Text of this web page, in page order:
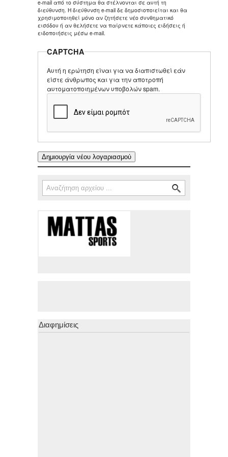
e-mail από το σύστημα θα στέλνονται σε αυτή τη
διεύθυνση. Η διεύθυνση e-mail δε δημοσιοποιείται και θα
χρησιμοποιηθεί μόνο αν ζητήσετε νέο συνθηματικό
εισόδου ή αν θελήσετε να παίρνετε κάποιες ειδήσεις ή
ειδοποιήσεις μέσω e-mail.
CAPTCHA
Αυτή η ερώτηση είναι για να διαπιστωθεί εάν
είστε άνθρωπος και για την αποτροπή
αυτοματοποιημένων υποβολών spam.
Φόρμα αναζήτησης
Αναζήτηση
Διαφημίσεις